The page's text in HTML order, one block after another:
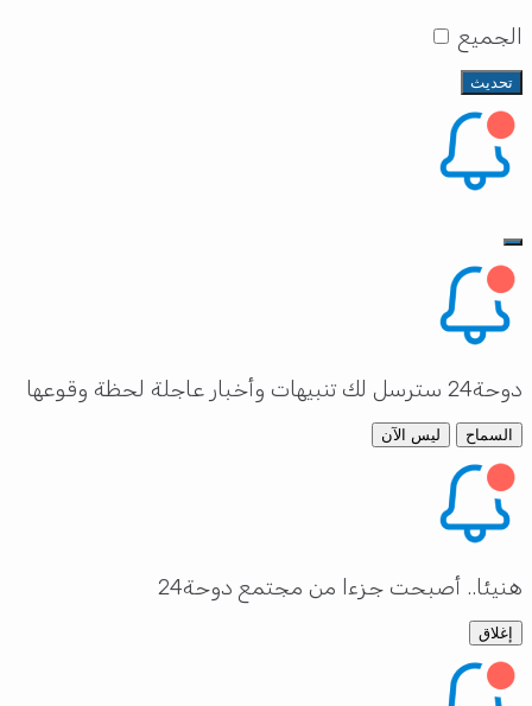
الجميع
تحديث
دوحة24 سترسل لك تنبيهات وأخبار عاجلة لحظة وقوعها
السماح ليس الآن
هنيئا.. أصبحت جزءا من مجتمع دوحة24
إغلاق